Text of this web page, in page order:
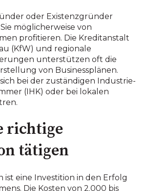
oder Existenzgründer
möglicherweise von
profitieren. Die Kreditanstalt
(KfW) und regionale
unterstützen oft die
von Businessplänen.
bei der zuständigen Industrie-
(IHK) oder bei lokalen
richtige
tätigen
ist eine Investition in den Erfolg
Die Kosten von 2.000 bis